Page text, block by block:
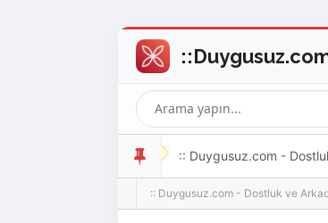
:: Duygusuz.com -
oldukça kolay ve
:: Duygusuz.com - Dostluk ve